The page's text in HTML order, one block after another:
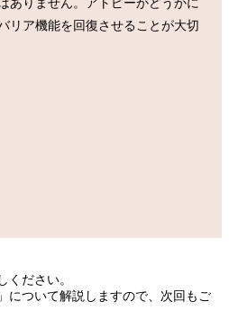
リア機能を回復させることが大切
ださい。
について解説しますので、次回もご